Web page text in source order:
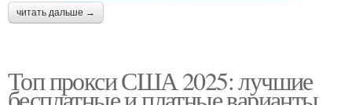
читать дальше →
Топ прокси США 2025: лучшие